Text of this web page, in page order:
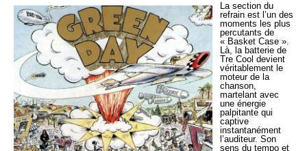
La section du
refrain est l’un des
moments les plus
percutants de
« Basket Case ».
Là, la batterie de
Tre Cool devient
véritablement le
moteur de la
chanson,
martelant avec
une énergie
palpitante qui
captive
instantanément
l’auditeur. Son
sens du tempo et